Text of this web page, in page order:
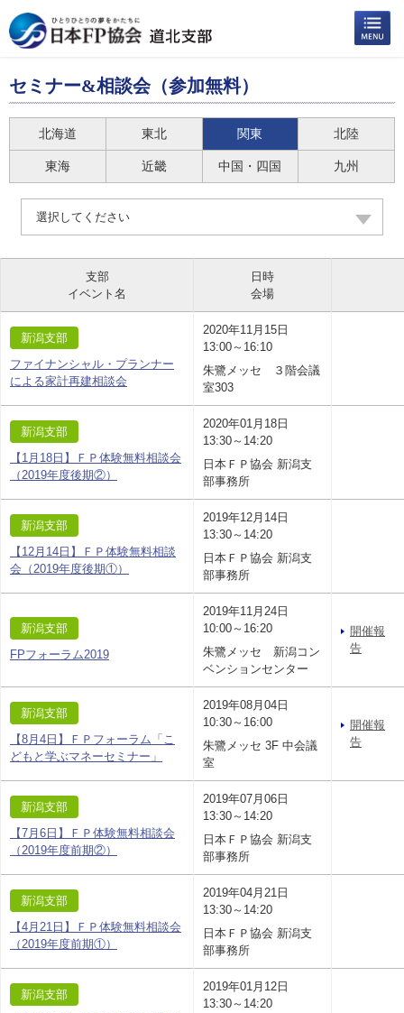
セミナー&相談会（参加無料）
北海道 東北 関東 北陸
東海 近畿 中国・四国 九州
選択してください
支部
イベント名
日時
会場
新潟支部
ファイナンシャル・プランナー
による家計再建相談会
2020年11月15日
13:00～16:10
朱鷺メッセ ３階会議
室303
新潟支部
【1月18日】ＦＰ体験無料相談会
（2019年度後期②）
2020年01月18日
13:30～14:20
日本ＦＰ協会 新潟支
部事務所
新潟支部
【12月14日】ＦＰ体験無料相談
会（2019年度後期①）
2019年12月14日
13:30～14:20
日本ＦＰ協会 新潟支
部事務所
新潟支部
FPフォーラム2019
2019年11月24日
10:00～16:20
朱鷺メッセ 新潟コン
ベンションセンター
開催報
告
新潟支部
【8月4日】ＦＰフォーラム「こ
どもと学ぶマネーセミナー」
2019年08月04日
10:30～16:00
朱鷺メッセ 3F 中会議
室
開催報
告
新潟支部
【7月6日】ＦＰ体験無料相談会
（2019年度前期②）
2019年07月06日
13:30～14:20
日本ＦＰ協会 新潟支
部事務所
新潟支部
【4月21日】ＦＰ体験無料相談会
（2019年度前期①）
2019年04月21日
13:30～14:20
日本ＦＰ協会 新潟支
部事務所
新潟支部
2019年01月12日
13:30～14:20